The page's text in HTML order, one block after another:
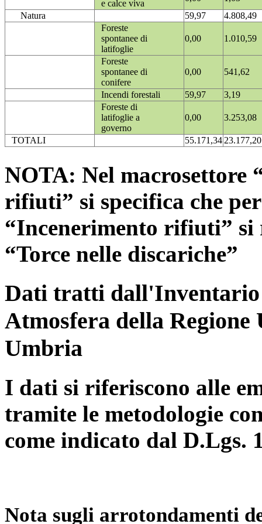
e calce viva
Natura
59,97
4.808,49
Foreste
spontanee di
latifoglie
0,00 1.010,59
Foreste
spontanee di
conifere
0,00 541,62
Incendi forestali 59,97
3,19
Foreste di
latifoglie a
governo
0,00 3.253,08
TOTALI 55.171,3423.177,20
NOTA: Nel macrosettore
rifiuti” si specifica che
“Incenerimento rifiuti”
“Torce nelle discariche”
Dati tratti dall'Inventario
Atmosfera della
Umbria
I dati si riferiscono alle
tramite le metodologie
come indicato dal D.Lgs.
Nota sugli arrotondamenti